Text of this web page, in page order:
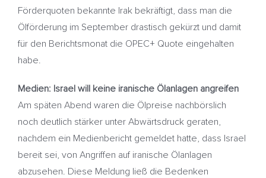
Förderquoten bekannte Irak bekräftigt, dass man die
Ölförderung im September drastisch gekürzt und damit
für den Berichtsmonat die OPEC+ Quote eingehalten
habe.
Medien: Israel will keine iranische Ölanlagen angreifen
Am späten Abend waren die Ölpreise nachbörslich
noch deutlich stärker unter Abwärtsdruck geraten,
nachdem ein Medienbericht gemeldet hatte, dass Israel
bereit sei, von Angriffen auf iranische Ölanlagen
abzusehen. Diese Meldung ließ die Bedenken